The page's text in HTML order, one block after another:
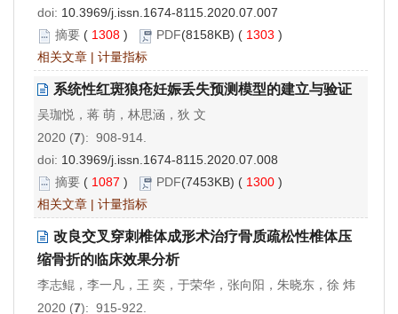
doi: 10.3969/j.issn.1674-8115.2020.07.007
摘要 ( 1308 ) PDF(8158KB) ( 1303 )
相关文章 | 计量指标
系统性红斑狼疮妊娠丢失预测模型的建立与验证
吴珈悦，蒋 萌，林思涵，狄 文
2020 (7): 908-914.
doi: 10.3969/j.issn.1674-8115.2020.07.008
摘要 ( 1087 ) PDF(7453KB) ( 1300 )
相关文章 | 计量指标
改良交叉穿刺椎体成形术治疗骨质疏松性椎体压
缩骨折的临床效果分析
李志鲲，李一凡，王 奕，于荣华，张向阳，朱晓东，徐 炜
2020 (7): 915-922.